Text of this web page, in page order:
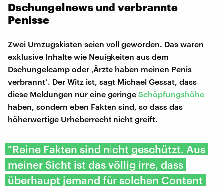
Dschungelnews und verbrannte
Penisse
Zwei Umzugskisten seien voll geworden. Das waren
exklusive Inhalte wie Neuigkeiten aus dem
Dschungelcamp oder ‚Ärzte haben meinen Penis
verbrannt‘. Der Witz ist, sagt Michael Gessat, dass
diese Meldungen nur eine geringe Schöpfungshöhe
haben, sondern eben Fakten sind, so dass das
höherwertige Urheberrecht nicht greift.
"Reine Fakten sind nicht geschützt. Aus
meiner Sicht ist das völlig irre, dass
überhaupt jemand für solchen Content